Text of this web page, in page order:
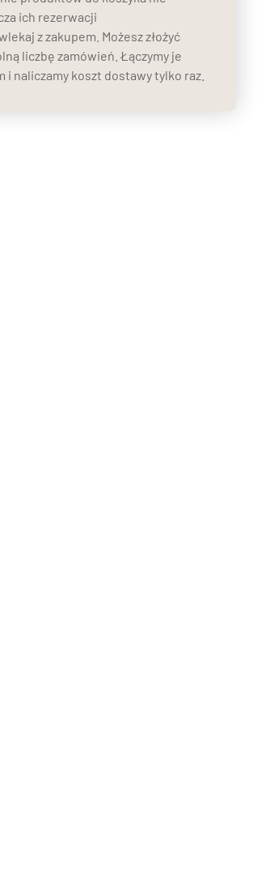
ich rezerwacji
z zakupem. Możesz złożyć
liczbę zamówień. Łączymy je
i naliczamy koszt dostawy tylko raz.